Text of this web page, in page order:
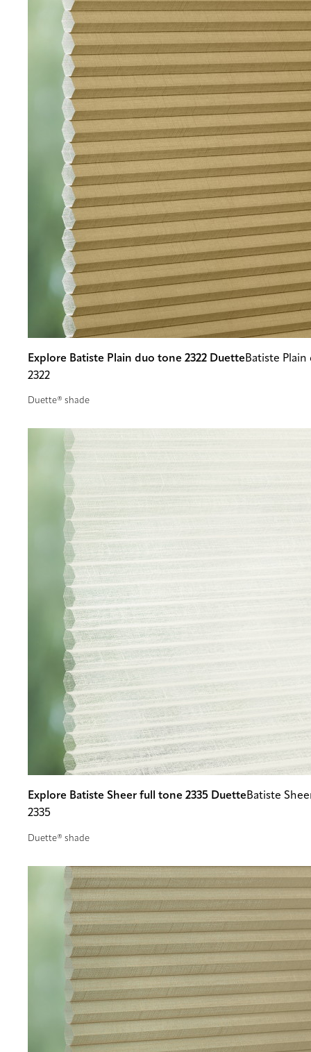
Explore Batiste Plain duo tone 2322 DuetteBatiste
2322
Duette® shade
Explore Batiste Sheer full tone 2335 DuetteBatiste
2335
Duette® shade